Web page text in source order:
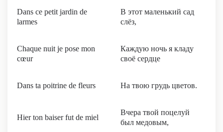
Dans ce petit jardin de
larmes
В этот маленький сад
слёз,
Chaque nuit je pose mon
cœur
Каждую ночь я кладу
своё сердце
Dans ta poitrine de fleurs На твою грудь цветов.
Hier ton baiser fut de miel
Вчера твой поцелуй
был медовым,